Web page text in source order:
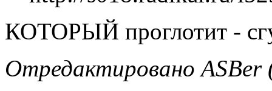
КОТОРЫЙ проглотит -
Отредактировано ASBer